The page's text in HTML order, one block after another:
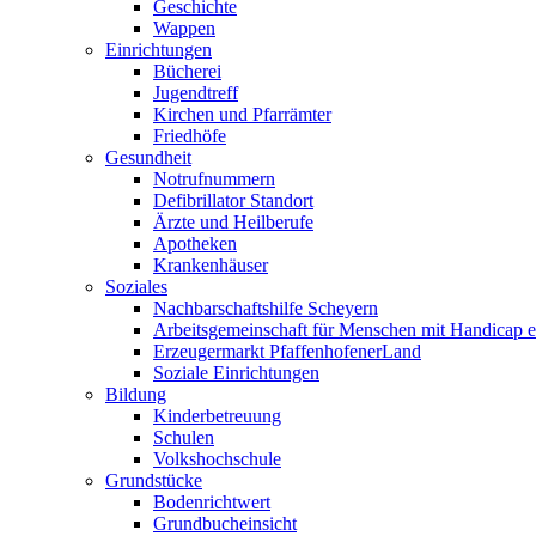
Geschichte
Wappen
Einrichtungen
Bücherei
Jugendtreff
Kirchen und Pfarrämter
Friedhöfe
Gesundheit
Notrufnummern
Defibrillator Standort
Ärzte und Heilberufe
Apotheken
Krankenhäuser
Soziales
Nachbarschaftshilfe Scheyern
Arbeitsgemeinschaft für Menschen mit Handicap
Erzeugermarkt PfaffenhofenerLand
Soziale Einrichtungen
Bildung
Kinderbetreuung
Schulen
Volkshochschule
Grundstücke
Bodenrichtwert
Grundbucheinsicht